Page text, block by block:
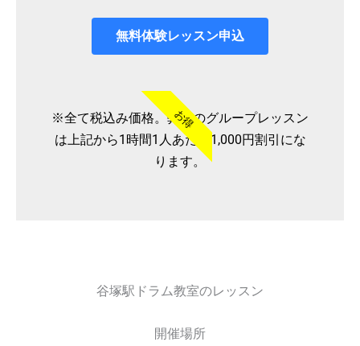
無料体験レッスン申込
お得
※全て税込み価格。弊社のグループレッスン
は上記から1時間1人あたり1,000円割引にな
ります。
谷塚駅ドラム教室のレッスン
開催場所